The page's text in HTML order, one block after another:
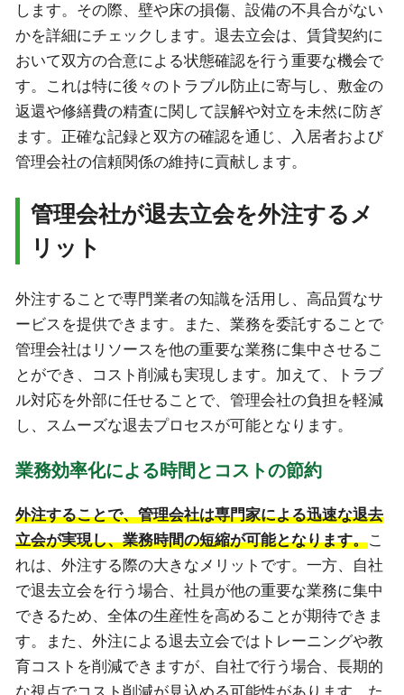
します。その際、壁や床の損傷、設備の不具合がない
かを詳細にチェックします。退去立会は、賃貸契約に
おいて双方の合意による状態確認を行う重要な機会で
す。これは特に後々のトラブル防止に寄与し、敷金の
返還や修繕費の精査に関して誤解や対立を未然に防ぎ
ます。正確な記録と双方の確認を通じ、入居者および
管理会社の信頼関係の維持に貢献します。
管理会社が退去立会を外注するメ
リット
外注することで専門業者の知識を活用し、高品質なサ
ービスを提供できます。また、業務を委託することで
管理会社はリソースを他の重要な業務に集中させるこ
とができ、コスト削減も実現します。加えて、トラブ
ル対応を外部に任せることで、管理会社の負担を軽減
し、スムーズな退去プロセスが可能となります。
業務効率化による時間とコストの節約
外注することで、管理会社は専門家による迅速な退去
立会が実現し、業務時間の短縮が可能となります。こ
れは、外注する際の大きなメリットです。一方、自社
で退去立会を行う場合、社員が他の重要な業務に集中
できるため、全体の生産性を高めることが期待できま
す。また、外注による退去立会ではトレーニングや教
育コストを削減できますが、自社で行う場合、長期的
な視点でコスト削減が見込める可能性があります。た